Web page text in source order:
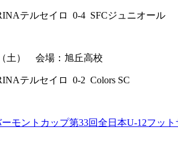
テルセイロ 0-4 SFCジュニオール
土） 会場：旭丘高校
テルセイロ 0-2 Colors SC
モントカップ第33回全日本U-12フッ